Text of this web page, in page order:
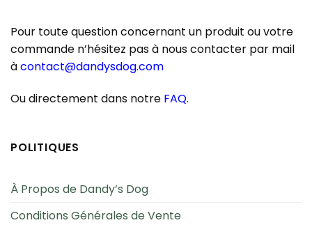
Pour toute question concernant un produit ou votre
commande n’hésitez pas à nous contacter par mail
àcontact@dandysdog.com
Ou directement dans notre FAQ.
POLITIQUES
À Propos de Dandy’s Dog
Conditions Générales de Vente